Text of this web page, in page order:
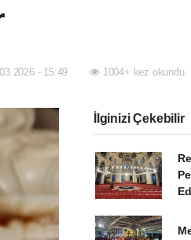
- 15:49 1004+ kez okundu.
İlginizi Çekebilir